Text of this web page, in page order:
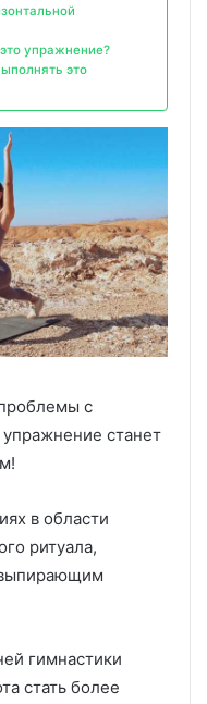
упражнение?
это
с
станет
в области
ритуала,
гимнастики
стать более